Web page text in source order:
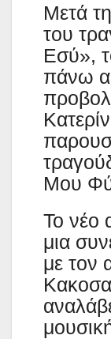
Μετά
του
Εσύ»,
πάνω
Μου
Το νέο
μια
με τον